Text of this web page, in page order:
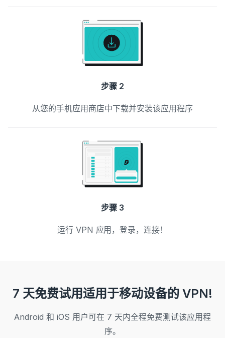
步骤 2
从您的手机应用商店中下载并安装该应用程序
步骤 3
运行 VPN 应用，登录，连接！
7 天免费试用适用于移动设备的 VPN!
Android 和 iOS 用户可在 7 天内全程免费测试该应用程
序。